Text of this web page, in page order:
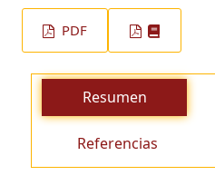
PDF
Resumen
Referencias